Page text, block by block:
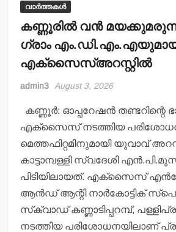
വാർത്തകൾ
കണ്ണൂരില്‍ വന്‍ മയക്കുമരുന്ന്
ഗ്രാം
എക്‌സൈസ്അറസ്റ്റില്‍
admin3 August 3, 2026
കണ്ണൂര്‍: ഓപ്പറേഷന്‍ തണ്ടറിന്റെ
എക്‌സൈസ് നടത്തിയ
മെത്തഫിറ്റമിനുമായി യുവാവ്
കാട്ടാമ്പള്ളി സ്വദേശി
പിടിയിലായത്. എക്സൈസ്
ആന്‍ഡ് ആന്റി നാര്‍കോട്ടിക്
സ്‌ക്വാഡ് കണ്ണാടിപ്പറമ്പ്,
നടത്തിയ പരിശോധനയിലാണ്